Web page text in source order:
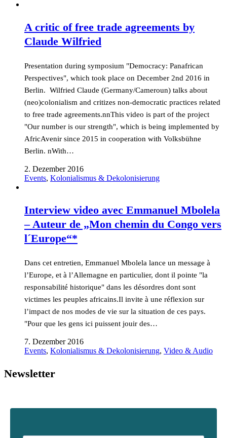
A critic of free trade agreements by
Claude Wilfried
Presentation during symposium "Democracy: Panafrican
Perspectives", which took place on December 2nd 2016 in
Berlin. Wilfried Claude (Germany/Cameroun) talks about
(neo)colonialism and critizes non-democratic practices related
to free trade agreements.nnThis video is part of the project
"Our number is our strength", which is being implemented by
AfricAvenir since 2015 in cooperation with Volksbühne
Berlin. nWith…
2. Dezember 2016
Events, Kolonialismus & Dekolonisierung
Interview video avec Emmanuel Mbolela
– Auteur de „Mon chemin du Congo vers
l´Europe“*
Dans cet entretien, Emmanuel Mbolela lance un message à
l’Europe, et à l’Allemagne en particulier, dont il pointe "la
responsabilité historique" dans les désordres dont sont
victimes les peuples africains.Il invite à une réflexion sur
l’impact de nos modes de vie sur la situation de ces pays.
"Pour que les gens ici puissent jouir des…
7. Dezember 2016
Events, Kolonialismus & Dekolonisierung, Video & Audio
Newsletter